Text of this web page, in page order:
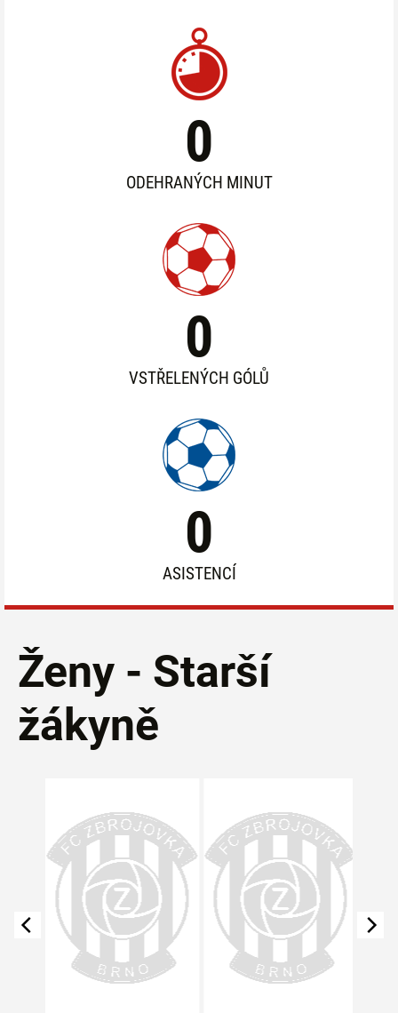
0
ODEHRANÝCH MINUT
0
VSTŘELENÝCH GÓLŮ
0
ASISTENCÍ
Ženy - Starší
žákyně